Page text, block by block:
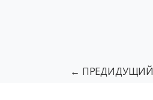
← ПРЕДИДУЩИЙ